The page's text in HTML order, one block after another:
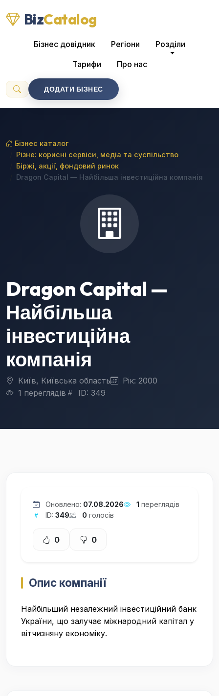
BizCatalog
Бізнес довідник Регіони Розділи
Тарифи Про нас
ДОДАТИ БІЗНЕС
Бізнес каталог
Різне: корисні сервіси, медіа та суспільство
Біржі, акції, фондовий ринок
Dragon Capital — Найбільша інвестиційна компанія
Dragon Capital —
Найбільша
інвестиційна
компанія
Київ, Київська область
Рік: 2000
1 переглядів
ID: 349
Оновлено: 07.08.2026 1 переглядів
ID: 349 0 голосів
0 0
Опис компанії
Найбільший незалежний інвестиційний банк
України, що залучає міжнародний капітал у
вітчизняну економіку.